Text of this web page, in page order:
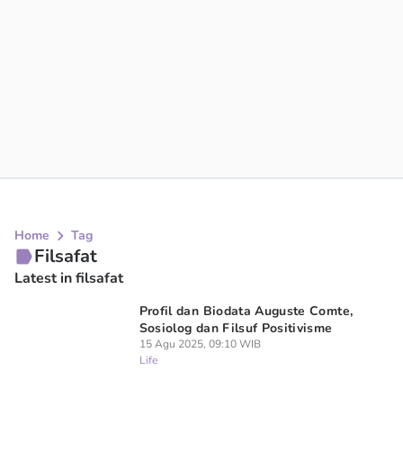
Home Tag
Filsafat
Latest in filsafat
Profil dan Biodata Auguste Comte,
Sosiolog dan Filsuf Positivisme
15 Agu 2025, 09:10 WIB
Life